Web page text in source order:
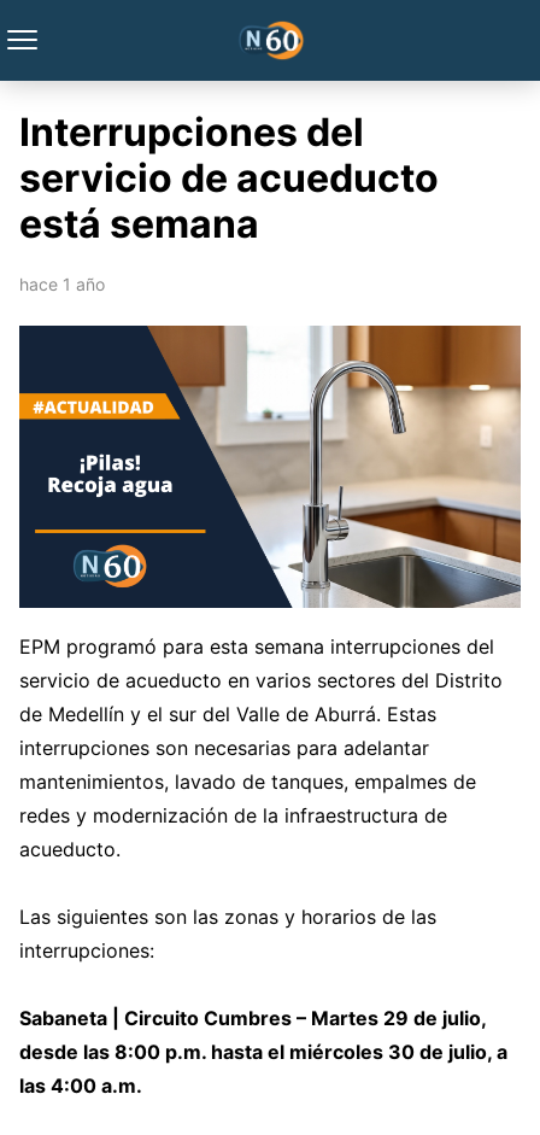
Interrupciones del
servicio de acueducto
está semana
hace 1 año
EPM programó para esta semana interrupciones del
servicio de acueducto en varios sectores del Distrito
de Medellín y el sur del Valle de Aburrá. Estas
interrupciones son necesarias para adelantar
mantenimientos, lavado de tanques, empalmes de
redes y modernización de la infraestructura de
acueducto.
Las siguientes son las zonas y horarios de las
interrupciones:
Sabaneta | Circuito Cumbres – Martes 29 de julio,
desde las 8:00 p.m. hasta el miércoles 30 de julio, a
las 4:00 a.m.